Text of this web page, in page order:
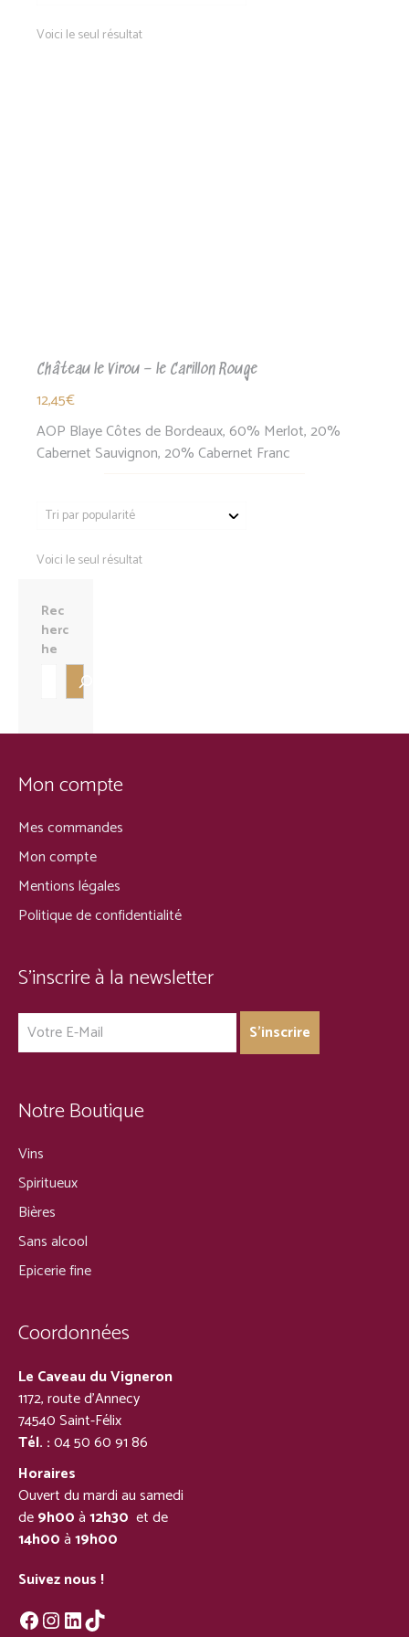
Voici le seul résultat
Château le Virou – le Carillon Rouge
12,45€
AOP Blaye Côtes de Bordeaux, 60% Merlot, 20%
Cabernet Sauvignon, 20% Cabernet Franc
Voici le seul résultat
Rec
herc
he
Mon compte
Mes commandes
Mon compte
Mentions légales
Politique de confidentialité
S’inscrire à la newsletter
Notre Boutique
Vins
Spiritueux
Bières
Sans alcool
Epicerie fine
Coordonnées
Le Caveau du Vigneron
1172, route d’Annecy
74540 Saint-Félix
Tél. :04 50 60 91 86
Horaires
Ouvert du mardi au samedi
de9h00à12h30 et de
14h00à19h00
Suivez nous !
Facebook
Instagram
LinkedIn
TikTok